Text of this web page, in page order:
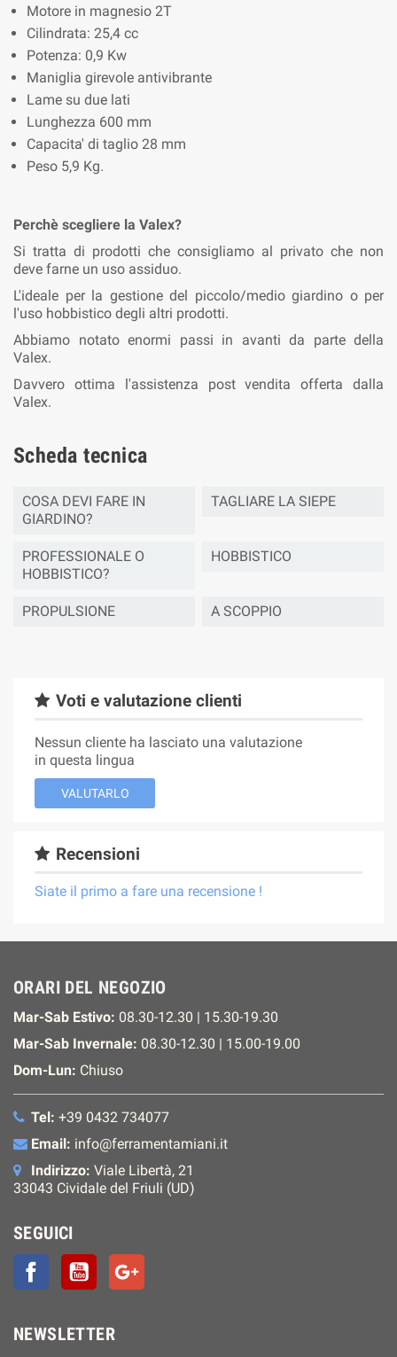
Motore in magnesio 2T
Cilindrata: 25,4 cc
Potenza: 0,9 Kw
Maniglia girevole antivibrante
Lame su due lati
Lunghezza 600 mm
Capacita' di taglio 28 mm
Peso 5,9 Kg.
Perchè scegliere la Valex?
Si tratta di prodotti che consigliamo al privato che non
deve farne un uso assiduo.
L'ideale per la gestione del piccolo/medio giardino o per
l'uso hobbistico degli altri prodotti.
Abbiamo notato enormi passi in avanti da parte della
Valex.
Davvero ottima l'assistenza post vendita offerta dalla
Valex.
Scheda tecnica
COSA DEVI FARE IN
GIARDINO?
TAGLIARE LA SIEPE
PROFESSIONALE O
HOBBISTICO?
HOBBISTICO
PROPULSIONE A SCOPPIO
Voti e valutazione clienti
Nessun cliente ha lasciato una valutazione
in questa lingua
VALUTARLO
Recensioni
Siate il primo a fare una recensione !
ORARI DEL NEGOZIO
Mar-Sab Estivo: 08.30-12.30 | 15.30-19.30
Mar-Sab Invernale: 08.30-12.30 | 15.00-19.00
Dom-Lun: Chiuso
Tel: +39 0432 734077
Email: info@ferramentamiani.it
Indirizzo: Viale Libertà, 21
33043 Cividale del Friuli (UD)
SEGUICI
FacebookYouTube
NEWSLETTER